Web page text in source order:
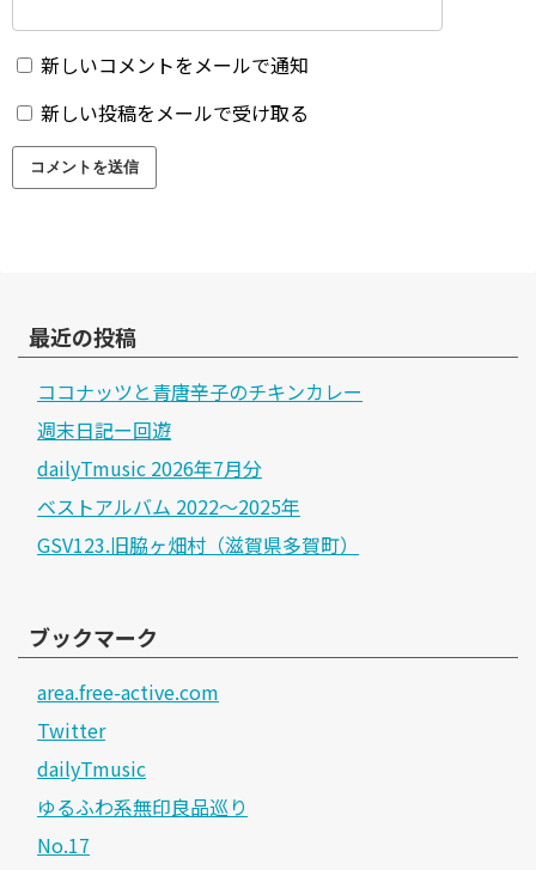
新しいコメントをメールで通知
新しい投稿をメールで受け取る
最近の投稿
ココナッツと青唐辛子のチキンカレー
週末日記ー回遊
dailyTmusic 2026年7月分
ベストアルバム 2022～2025年
GSV123.旧脇ヶ畑村（滋賀県多賀町）
ブックマーク
area.free-active.com
Twitter
dailyTmusic
ゆるふわ系無印良品巡り
No.17